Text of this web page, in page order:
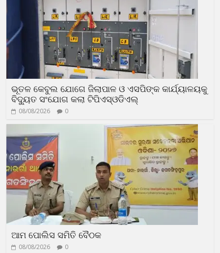
ଭୂତଳ କେବୁଲ ଯୋଗେ ଜିଲାପାଳ ଓ ଏସପିଙ୍କ କାର୍ଯ୍ୟାଳୟକୁ
ବିଦ୍ୟୁତ ସଂଯୋଗ କଲା ଟିପିଏସ୍ଓଡିଏଲ୍
08/08/2026 0
ଆମ ପୋଲିସ ସମିତି ବୈଠକ
08/08/2026 0